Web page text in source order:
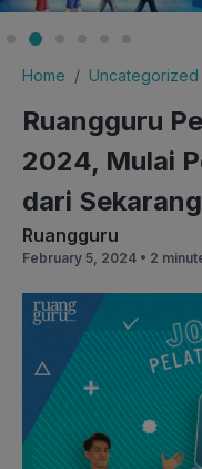
Home Uncategorized
Ruangguru
2024, Mulai
dari
Ruangguru
February 5, 2024 • 2